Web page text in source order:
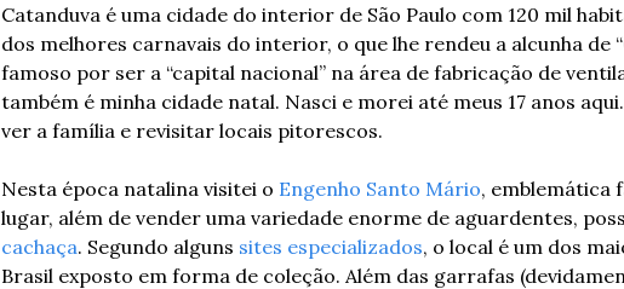
Catanduva é uma cidade do interior de São Paulo com 120 mil
dos melhores carnavais do interior, o que lhe rendeu a alcunha de
famoso por ser a “capital nacional” na área de fabricação de
também é minha cidade natal. Nasci e morei até meus 17 anos
ver a família e revisitar locais pitorescos.
Nesta época natalina visitei o Engenho Santo Mário, emblemática
lugar, além de vender uma variedade enorme de aguardentes,
cachaça. Segundo alguns sites especializados, o local é um dos
Brasil exposto em forma de coleção. Além das garrafas